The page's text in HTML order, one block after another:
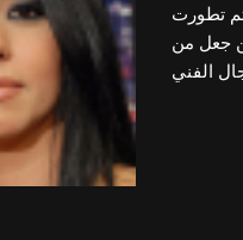
ثم تطورت
جعل من